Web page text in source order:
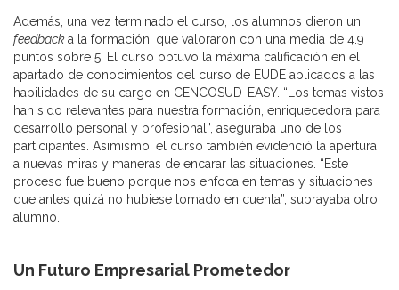
Además, una vez terminado el curso, los alumnos dieron un
feedbacka la formación, que valoraron con una media de 4.9
puntos sobre 5. El curso obtuvo la máxima calificación en el
apartado de conocimientos del curso de EUDE aplicados a las
habilidades de su cargo en CENCOSUD-EASY. “Los temas vistos
han sido relevantes para nuestra formación, enriquecedora para
desarrollo personal y profesional”, aseguraba uno de los
participantes. Asimismo, el curso también evidenció la apertura
a nuevas miras y maneras de encarar las situaciones. “Este
proceso fue bueno porque nos enfoca en temas y situaciones
que antes quizá no hubiese tomado en cuenta”, subrayaba otro
alumno.
Un Futuro Empresarial Prometedor